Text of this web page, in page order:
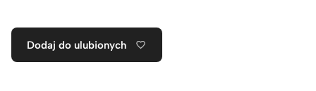
Dodaj do ulubionych